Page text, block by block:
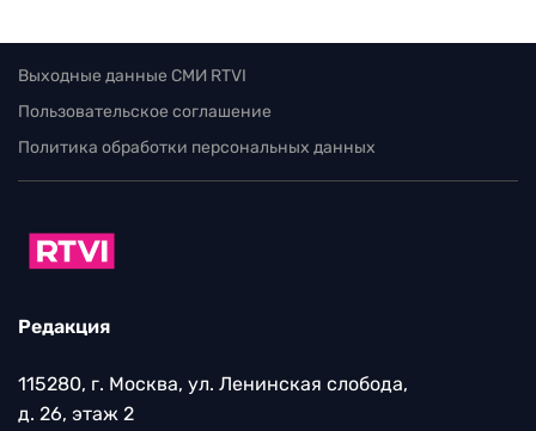
Выходные данные СМИ RTVI
Пользовательское соглашение
Политика обработки персональных данных
Редакция
115280, г. Москва, ул. Ленинская слобода,
д. 26, этаж 2